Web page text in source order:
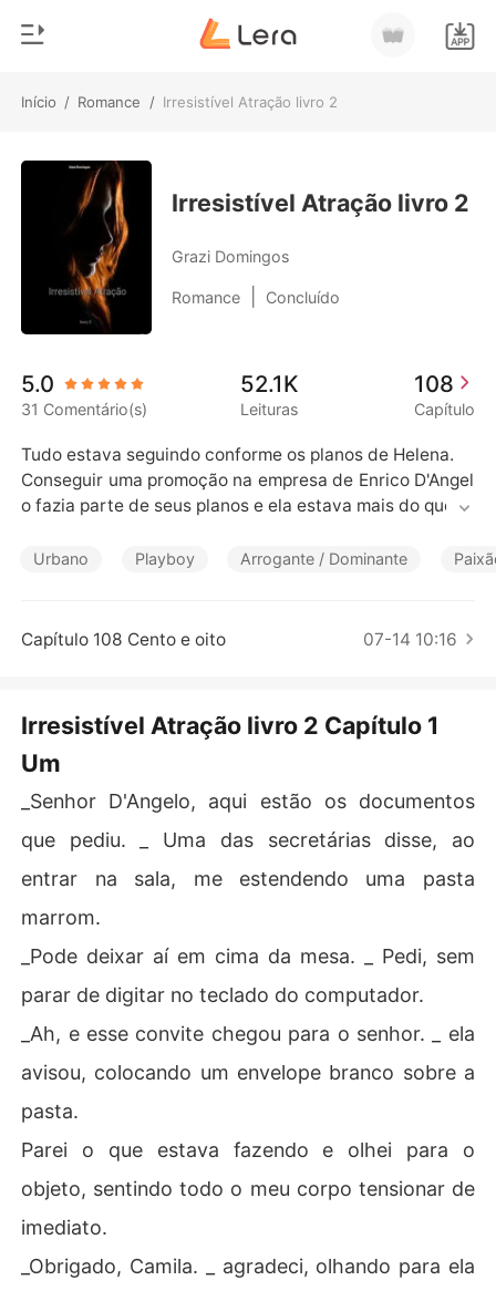
Início / Romance / Irresistível Atração livro 2
Loja
Histórico
Sair
Baixar App
Gênero
Moderno
Lobisomem
Contos
Bilionários
Contos Curtos
Irresistível Atração livro 2
Grazi Domingos
Romance Concluído
5.0
31 Comentário(s)
52.1K
Leituras
108
Capítulo
Tudo estava seguindo conforme os planos de Helena.
Conseguir uma promoção na empresa de Enrico D'Angel
o fazia parte de seus planos e ela estava mais do que di
Mas, ao se tornar sua assistente, Helena não imaginava
roximaria muito além do que era aceitável entre o chefe
letamente. Ela deveria se entregar aquela paixão, sabe
ndo que o coração de Enrico jamais seria completament
melhores momentos que passara ao lado dele?
Urbano Playboy Arrogante / Dominante
Capítulo 108 Cento e oito 07-14 10:16
Irresistível Atração livro 2 Capítulo 1
Um
_Senhor D'Angelo, aqui estão os documentos
que pediu. _ Uma das secretárias disse, ao
entrar na sala, me estendendo uma pasta
marrom.
_Pode deixar aí em cima da mesa. _ Pedi, sem
parar de digitar no teclado do computador.
_Ah, e esse convite chegou para o senhor. _ ela
avisou, colocando um envelope branco sobre a
pasta.
Parei o que estava fazendo e olhei para o
objeto, sentindo todo o meu corpo tensionar de
imediato.
_Obrigado, Camila. _ agradeci, olhando para ela